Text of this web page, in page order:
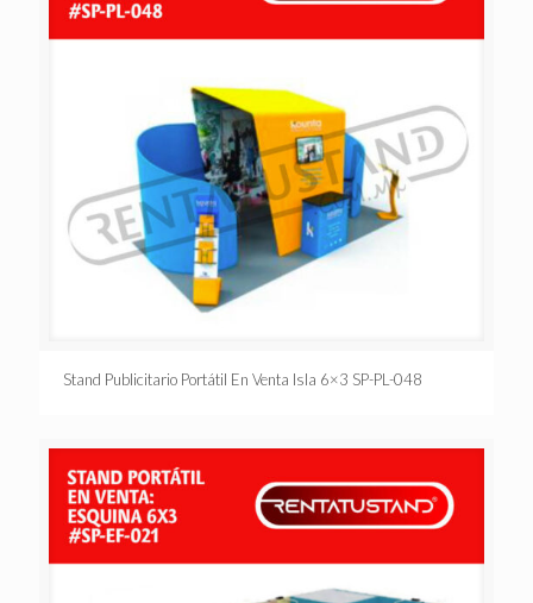
Stand Publicitario Portátil En Venta Isla 6×3 SP-PL-048